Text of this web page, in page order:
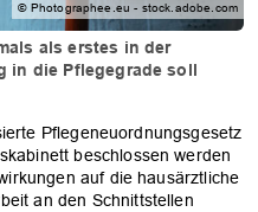
© Photographee.eu - stock.adobe.com
als erstes in der
in die Pflegegrade soll
Pflegeneuordnungsgesetz
beschlossen werden
auf die hausärztliche
an den Schnittstellen